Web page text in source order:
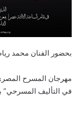
بحضور الفنان محمد
مهرجان المسرح المصري
في التأليف المسرحي”